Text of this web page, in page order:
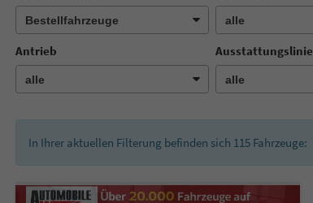
Antrieb Ausstattungslinie
In Ihrer aktuellen Filterung befinden sich 115Fahrzeuge: